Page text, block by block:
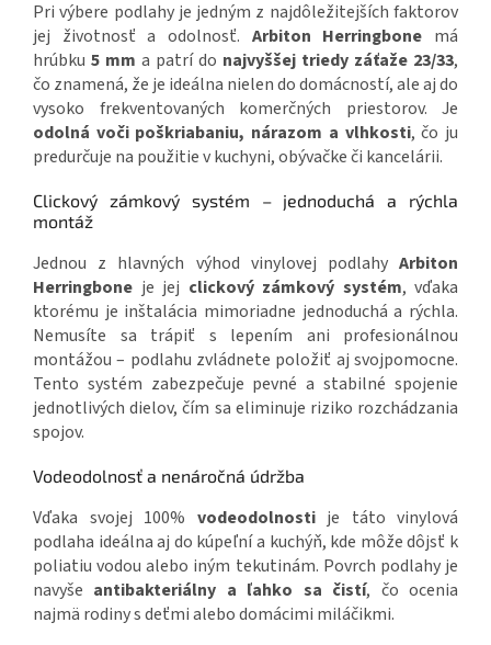
Pri výbere podlahy je jedným z najdôležitejších faktorov
jej životnosť a odolnosť. Arbiton Herringbone má
hrúbku 5 mm a patrí do najvyššej triedy záťaže 23/33,
čo znamená, že je ideálna nielen do domácností, ale aj do
vysoko frekventovaných komerčných priestorov. Je
odolná voči poškriabaniu, nárazom a vlhkosti, čo ju
predurčuje na použitie v kuchyni, obývačke či kancelárii.
Clickový zámkový systém – jednoduchá a rýchla
montáž
Jednou z hlavných výhod vinylovej podlahy Arbiton
Herringbone je jej clickový zámkový systém, vďaka
ktorému je inštalácia mimoriadne jednoduchá a rýchla.
Nemusíte sa trápiť s lepením ani profesionálnou
montážou – podlahu zvládnete položiť aj svojpomocne.
Tento systém zabezpečuje pevné a stabilné spojenie
jednotlivých dielov, čím sa eliminuje riziko rozchádzania
spojov.
Vodeodolnosť a nenáročná údržba
Vďaka svojej 100% vodeodolnostije táto vinylová
podlaha ideálna aj do kúpeľní a kuchýň, kde môže dôjsť k
poliatiu vodou alebo iným tekutinám. Povrch podlahy je
navyše antibakteriálny a ľahko sa čistí, čo ocenia
najmä rodiny s deťmi alebo domácimi miláčikmi.